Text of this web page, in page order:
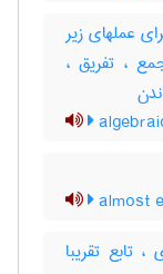
عملهای زیر
، تفریق ،
almost
، تابع تقریبا